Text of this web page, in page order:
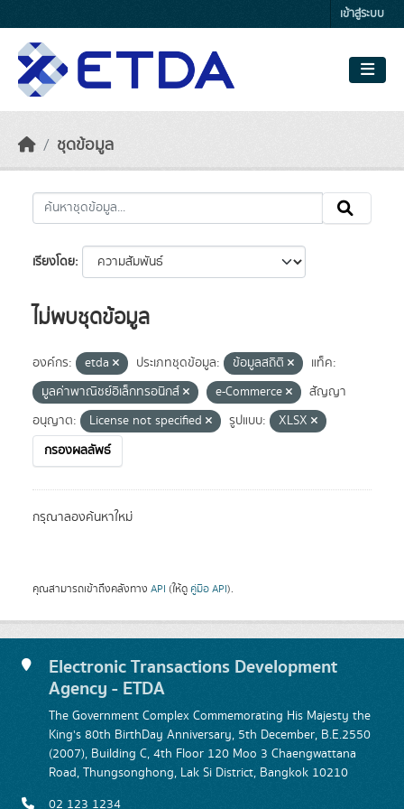
เข้าสู่ระบบ
ชุดข้อมูล
เรียงโดย
ไม่พบชุดข้อมูล
องค์กร: etda ประเภทชุดข้อมูล: ข้อมูลสถิติ
แท็ค:
มูลค่าพาณิชย์อิเล็กทรอนิกส์
e-Commerce
สัญญา
อนุญาต:
License not specified รูปแบบ:
XLSX
กรองผลลัพธ์
กรุณาลองค้นหาใหม่
คุณสามารถเข้าถึงคลังทาง API (ให้ดู คู่มือ API).
Electronic Transactions Development
Agency - ETDA
The Government Complex Commemorating His Majesty the
King's 80th BirthDay Anniversary, 5th December, B.E.2550
(2007), Building C, 4th Floor 120 Moo 3 Chaengwattana
Road, Thungsonghong, Lak Si District, Bangkok 10210
02 123 1234